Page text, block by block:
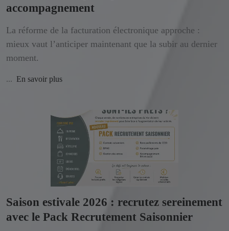
accompagnement
La réforme de la facturation électronique approche :
mieux vaut l’anticiper maintenant que la subir au dernier
moment.
... En savoir plus
Saison estivale 2026 : recrutez sereinement
avec le Pack Recrutement Saisonnier